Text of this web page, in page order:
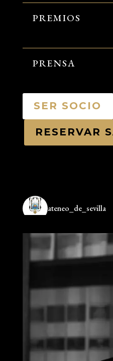
PREMIOS
PRENSA
SER SOCIO
RESERVAR
ateneo_de_sevilla